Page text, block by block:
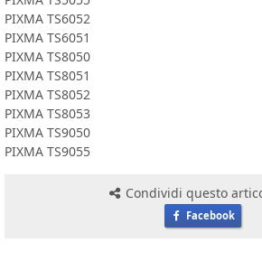
PIXMA TS6052
PIXMA TS6051
PIXMA TS8050
PIXMA TS8051
PIXMA TS8052
PIXMA TS8053
PIXMA TS9050
PIXMA TS9055
Condividi questo
Facebook